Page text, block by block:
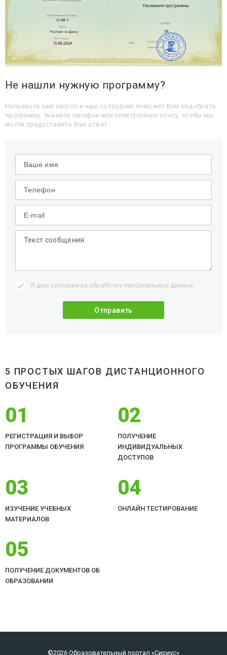
Не нашли нужную программу?
Направьте нам запрос и наш сотрудник поможет Вам подобрать
программу. Укажите телефон или электронную почту, чтобы мы
могли предоставить Вам ответ.
Я даю согласие на обработку персональных данных
5 ПРОСТЫХ ШАГОВ ДИСТАНЦИОННОГО
ОБУЧЕНИЯ
01
РЕГИСТРАЦИЯ И ВЫБОР
ПРОГРАММЫ ОБУЧЕНИЯ
02
ПОЛУЧЕНИЕ
ИНДИВИДУАЛЬНЫХ
ДОСТУПОВ
03
ИЗУЧЕНИЕ УЧЕБНЫХ
МАТЕРИАЛОВ
04
ОНЛАЙН ТЕСТИРОВАНИЕ
05
ПОЛУЧЕНИЕ ДОКУМЕНТОВ ОБ
ОБРАЗОВАНИИ
©2026 Образовательный портал «Сириус»